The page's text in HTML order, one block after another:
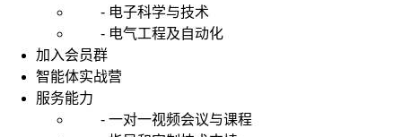
- 电子科学与技术
- 电气工程及自动化
加入会员群
智能体实战营
服务能力
- 一对一视频会议与课程